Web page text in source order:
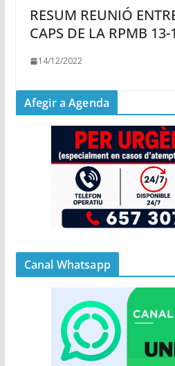
RESUM REUNIÓ
CAPS DE LA RPMB
14/12/2022
Afegir a Agenda
Canal Whatsapp